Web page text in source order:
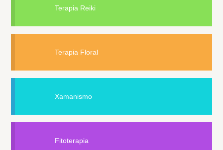
Terapia Reiki
Terapia Floral
Xamanismo
Fitoterapia